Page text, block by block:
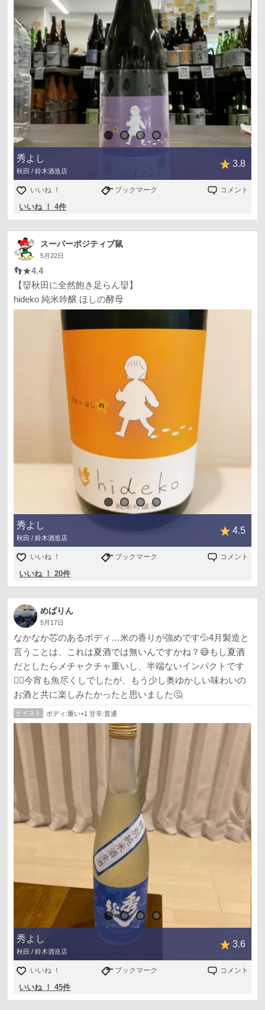
秀よし
秋田 / 鈴木酒造店
3.8
いいね ！ ブックマーク コメント
いいね ！ 4件
スーパーポジティブ鼠
5月22日
👣★4.4
【👹秋田に全然飽き足らん👹】
hideko 純米吟醸 ほしの酵母
秀よし
秋田 / 鈴木酒造店
4.5
いいね ！ ブックマーク コメント
いいね ！ 20件
めばりん
5月17日
なかなか芯のあるボディ…米の香りが強めです💦4月製造と
言うことは、これは夏酒では無いんですかね？😅もし夏酒
だとしたらメチャクチャ重いし、半端ないインパクトです
😵‍💫今宵も魚尽くしでしたが、もう少し奥ゆかしい味わいの
お酒と共に楽しみたかったと思いました🤔
テイスト ボディ:重い+1 甘辛:普通
秀よし
秋田 / 鈴木酒造店
3.6
いいね ！ ブックマーク コメント
いいね ！ 45件